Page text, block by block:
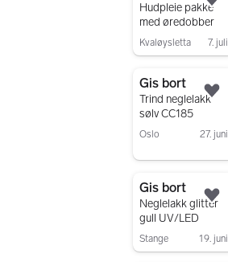
Hudpleie pakke
med øredobber
Kvaløysletta 7. juli
Gis bort
Trind neglelakk
sølv CC185
Oslo 27. juni
Gå til annonsen
Gis bort
Neglelakk glitter
gull UV/LED
Stange 19. juni